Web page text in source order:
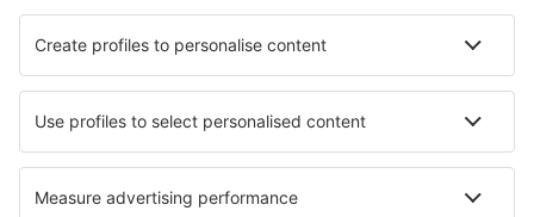
SAS
Ryanair
Lufthansa
Norwegian
WizzAir
Om eSky